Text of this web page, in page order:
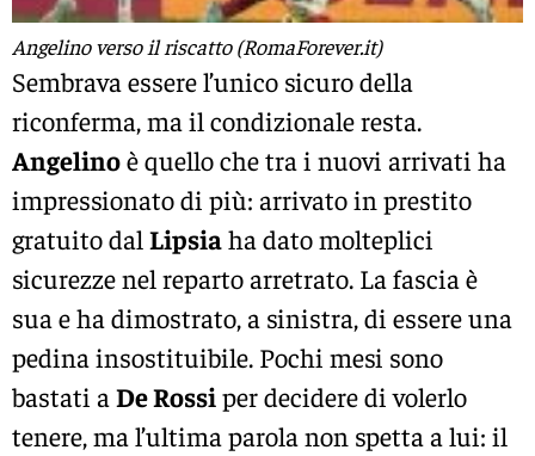
Angelino verso il riscatto (RomaForever.it)
Sembrava essere l’unico sicuro della
riconferma, ma il condizionale resta.
Angelinoè quello che tra i nuovi arrivati ha
impressionato di più: arrivato in prestito
gratuito dal Lipsiaha dato molteplici
sicurezze nel reparto arretrato. La fascia è
sua e ha dimostrato, a sinistra, di essere una
pedina insostituibile. Pochi mesi sono
bastati a De Rossiper decidere di volerlo
tenere, ma l’ultima parola non spetta a lui: il